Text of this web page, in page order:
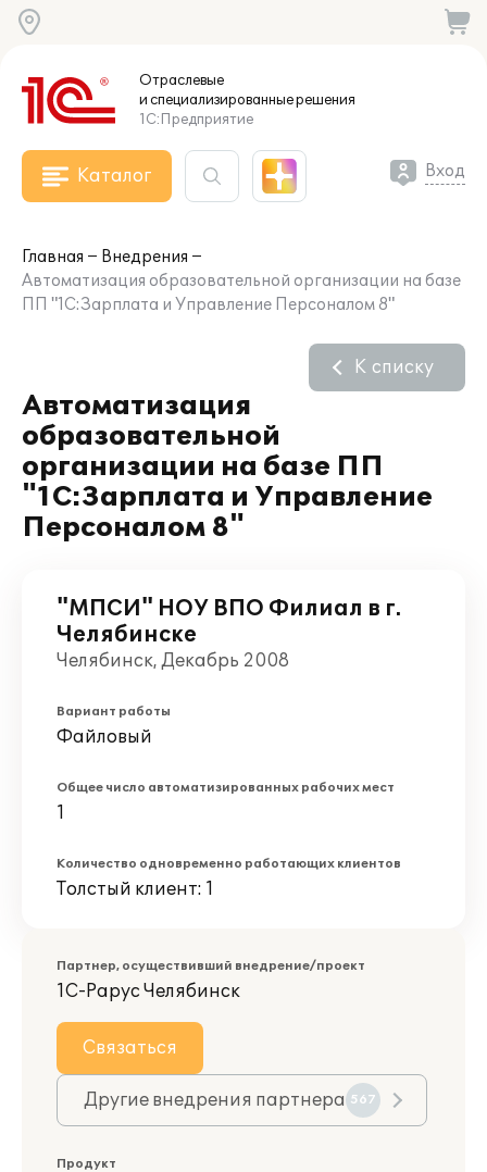
Отраслевые
и специализированныерешения
1С:Предприятие
Каталог Вход
Главная
Внедрения
Автоматизация образовательной организации на базе
ПП "1С:Зарплата и Управление Персоналом 8"
Автоматизация
образовательной
организации на базе ПП
"1С:Зарплата и Управление
Персоналом 8"
К списку
"МПСИ" НОУ ВПО Филиал в г.
Челябинске
Челябинск, Декабрь 2008
Вариант работы
Файловый
Общее число автоматизированных рабочих мест
1
Количество одновременно работающих клиентов
Толстый клиент: 1
Партнер, осуществивший внедрение/проект
1С-Рарус Челябинск
Связаться
Другие внедрения партнера 567
Продукт